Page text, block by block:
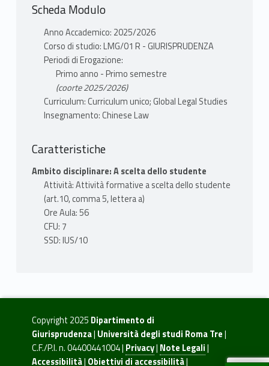
Mutuazione: 20110684 Chinese Law in
GIURISPRUDENZA LMG/01 R TOTI
ENRICO
Scheda Modulo
Anno Accademico: 2025/2026
Corso di studio: LMG/01 R - GIURISPRUDENZA
Periodi di Erogazione:
Primo anno - Primo semestre
(coorte 2025/2026)
Curriculum: Curriculum unico; Global Legal Studies
Insegnamento: Chinese Law
Caratteristiche
Ambito disciplinare: A scelta dello studente
Attività: Attività formative a scelta dello studente
(art.10, comma 5, lettera a)
Ore Aula: 56
CFU: 7
SSD: IUS/10
Copyright 2025 Dipartimento di
Giurisprudenza| Università degli studi Roma Tre|
C.F./P.I. n. 04400441004 | Privacy| Note Legali|
Accessibilità| Obiettivi di accessibilità|